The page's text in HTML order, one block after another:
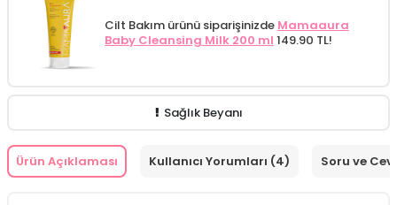
Cilt Bakım ürünü siparişinizde Mamaaura
Baby Cleansing Milk 200 ml 149.90 TL!
Sağlık Beyanı
Ürün Açıklaması Kullanıcı Yorumları (4) Soru ve